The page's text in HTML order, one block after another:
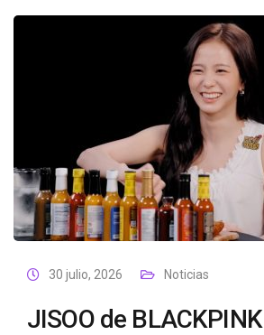
30 julio, 2026 Noticias
JISOO de